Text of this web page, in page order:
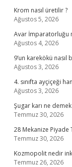
Krom nasıl üretilir ?
Ağustos 5, 2026
Avar İmparatorluğu
Ağustos 4, 2026
9’un karekökü nasıl
Ağustos 3, 2026
4. sınıfta ayçiçeği
Ağustos 3, 2026
Şugar karı ne demek
Temmuz 30, 2026
28 Mekanize Piyade
Temmuz 30, 2026
Kozmopolit nedir
Temmuz 26, 2026